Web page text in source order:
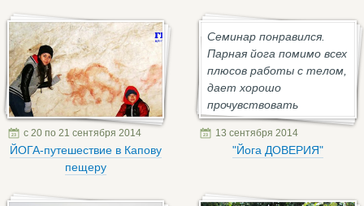
с 20 по 21 сентября 2014
ЙОГА-путешествие в Капову
пещеру
Семинар понравился.
Парная йога помимо всех
плюсов работы с телом,
дает хорошо
прочувствовать
партнера: каков он на
самом деле, лучше ...
13 сентября 2014
"Йога ДОВЕРИЯ"